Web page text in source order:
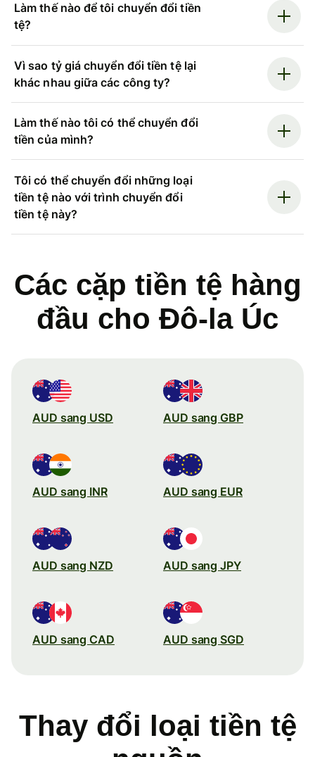
Làm thế nào để tôi chuyển đổi tiền
tệ?
Vì sao tỷ giá chuyển đổi tiền tệ lại
khác nhau giữa các công ty?
Làm thế nào tôi có thể chuyển đổi
tiền của mình?
Tôi có thể chuyển đổi những loại
tiền tệ nào với trình chuyển đổi
tiền tệ này?
Các cặp tiền tệ hàng
đầu cho Đô-la Úc
AUD sang USD AUD sang GBP
AUD sang INR AUD sang EUR
AUD sang NZD AUD sang JPY
AUD sang CAD AUD sang SGD
Thay đổi loại tiền tệ